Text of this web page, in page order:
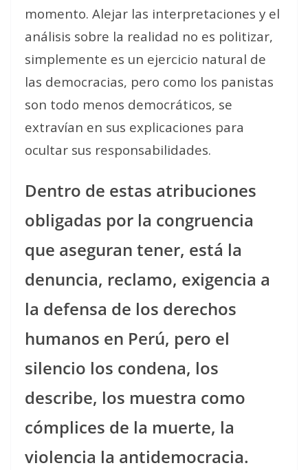
momento. Alejar las interpretaciones y el
análisis sobre la realidad no es politizar,
simplemente es un ejercicio natural de
las democracias, pero como los panistas
son todo menos democráticos, se
extravían en sus explicaciones para
ocultar sus responsabilidades.
Dentro de estas atribuciones
obligadas por la congruencia
que aseguran tener, está la
denuncia, reclamo, exigencia a
la defensa de los derechos
humanos en Perú, pero el
silencio los condena, los
describe, los muestra como
cómplices de la muerte, la
violencia la antidemocracia.